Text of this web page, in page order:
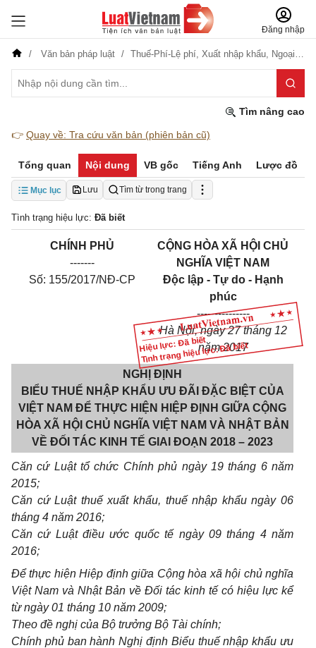
Đăng nhập
Văn bản pháp luật Thuế-Phí-Lệ phí, Xuất nhập khẩu, Ngoại giao
Tìm nâng cao
👉 Quay về: Tra cứu văn bản (phiên bản cũ)
Tổng quan Nội dung VB gốc Tiếng Anh Lược đồ
Mục lục Lưu Tìm từ trong trang
Tình trạng hiệu lực: Đã biết
Hiệu lực: Đã biết
Tình trạng hiệu lực: Đã biết
CHÍNH PHỦ
-------
Số: 155/2017/NĐ-CP
CỘNG HÒA XÃ HỘI CHỦ
NGHĨA VIỆT NAM
Độc lập - Tự do - Hạnh
phúc
---------------
Hà Nội, ngày 27 tháng 12
năm 2017
NGHỊ ĐỊNH
BIỂU THUẾ NHẬP KHẨU ƯU ĐÃI ĐẶC BIỆT CỦA
VIỆT NAM ĐỂ THỰC HIỆN HIỆP ĐỊNH GIỮA CỘNG
HÒA XÃ HỘI CHỦ NGHĨA VIỆT NAM VÀ NHẬT BẢN
VỀ ĐỐI TÁC KINH TẾ GIAI ĐOẠN 2018 – 2023
Căn cứ Luật tổ chức Chính phủ ngày 19 tháng 6 năm
2015;
Căn cứ Luật thuế xuất khẩu, thuế nhập khẩu ngày 06
tháng 4 năm 2016;
Căn cứ Luật điều ước quốc tế ngày 09 tháng 4 năm
2016;
Để thực hiện Hiệp định giữa Cộng hòa xã hội chủ nghĩa
Việt Nam và Nhật Bản về Đối tác kinh tế có hiệu lực kể
từ ngày 01 tháng 10 năm 2009;
Theo đề nghị của Bộ trưởng Bộ Tài chính;
Chính phủ ban hành Nghị định Biểu thuế nhập khẩu ưu